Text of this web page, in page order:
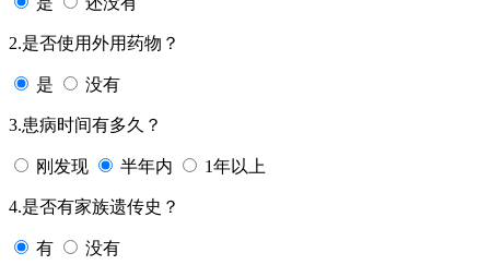
2.是否使用外用药物？
是 没有
3.患病时间有多久？
刚发现 半年内 1年以上
4.是否有家族遗传史？
有 没有